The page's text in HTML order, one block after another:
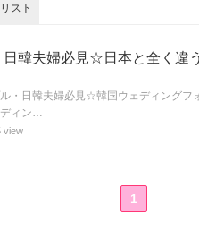
スト
日韓夫婦必見☆日本と全く違
・日韓夫婦必見☆韓国ウェディング
ディン…
view
1